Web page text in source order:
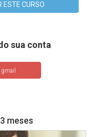
ESTE CURSO
sua conta
meses